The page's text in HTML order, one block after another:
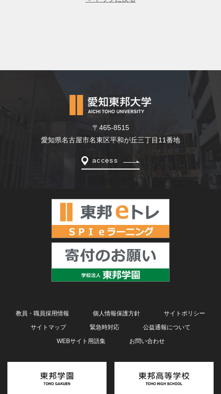
〒465-8515
愛知県名古屋市名東区平和が丘三丁目11番地
access
教員・職員採用情報 個人情報保護方針
サイトポリシー
サイトマップ
緊急時対応
公益通報について
WEBサイト用語集
お問い合わせ